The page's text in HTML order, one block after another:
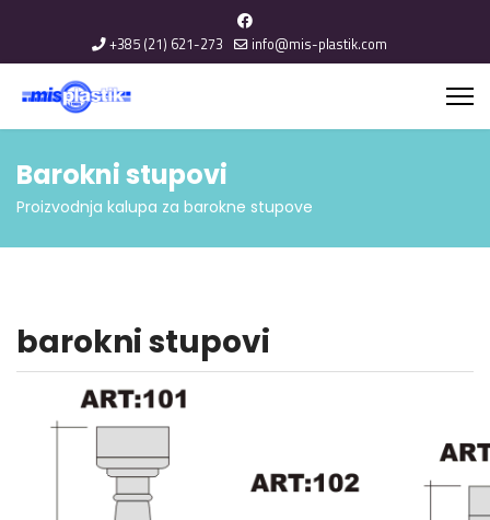
+385 (21) 621-273 info@mis-plastik.com
Barokni stupovi
Proizvodnja kalupa za barokne stupove
barokni stupovi